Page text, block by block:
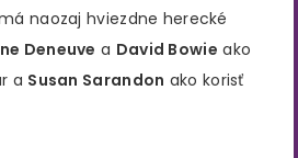
naozaj hviezdne herecké
Deneuve a David Bowie ako
a Susan Sarandon ako korisť